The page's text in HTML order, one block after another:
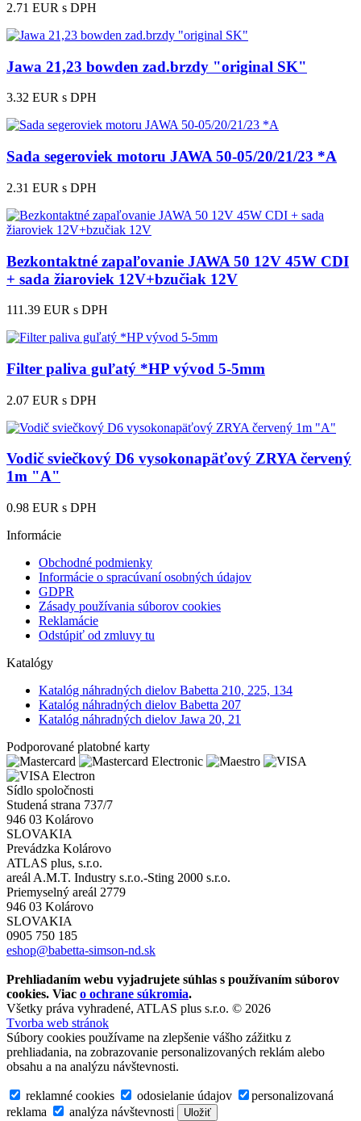
2.71 EUR s DPH
Jawa 21,23 bowden zad.brzdy "original SK"
3.32 EUR s DPH
Sada segeroviek motoru JAWA 50-05/20/21/23 *A
2.31 EUR s DPH
Bezkontaktné zapaľovanie JAWA 50 12V 45W CDI
+ sada žiaroviek 12V+bzučiak 12V
111.39 EUR s DPH
Filter paliva guľatý *HP vývod 5-5mm
2.07 EUR s DPH
Vodič sviečkový D6 vysokonapäťový ZRYA červený
1m "A"
0.98 EUR s DPH
Informácie
Obchodné podmienky
Informácie o spracúvaní osobných údajov
GDPR
Zásady používania súborov cookies
Reklamácie
Odstúpiť od zmluvy tu
Katalógy
Katalóg náhradných dielov Babetta 210, 225, 134
Katalóg náhradných dielov Babetta 207
Katalóg náhradných dielov Jawa 20, 21
Podporované platobné karty
Sídlo spoločnosti
Studená strana 737/7
946 03 Kolárovo
SLOVAKIA
Prevádzka Kolárovo
ATLAS plus, s.r.o.
areál A.M.T. Industry s.r.o.-Sting 2000 s.r.o.
Priemyselný areál 2779
946 03 Kolárovo
SLOVAKIA
0905 750 185
eshop@babetta-simson-nd.sk
Prehliadaním webu vyjadrujete súhlas s používaním súborov
cookies. Viac o ochrane súkromia.
Všetky práva vyhradené, ATLAS plus s.r.o. © 2026
Tvorba web stránok
Súbory cookies používame na zlepšenie vášho zážitku z
prehliadania, na zobrazovanie personalizovaných reklám alebo
obsahu a na analýzu návštevnosti.
reklamné cookies odosielanie údajov
personalizovaná
reklama
analýza návštevnosti Uložiť